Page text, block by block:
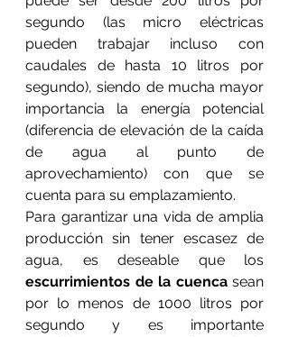
segundo (las micro eléctricas
pueden trabajar incluso con
caudales de hasta 10 litros por
segundo), siendo de mucha mayor
importancia la energía potencial
(diferencia de elevación de la caída
de agua al punto de
aprovechamiento) con que se
cuenta para su emplazamiento.
Para garantizar una vida de amplia
producción sin tener escasez de
escurrimientos de la cuenca sean
por lo menos de 1000 litros por
segundo y es importante